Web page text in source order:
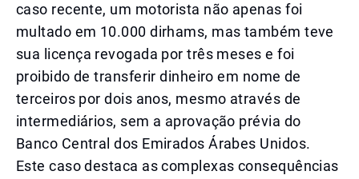
caso recente, um motorista não apenas foi
multado em 10.000 dirhams, mas também teve
sua licença revogada por três meses e foi
proibido de transferir dinheiro em nome de
terceiros por dois anos, mesmo através de
intermediários, sem a aprovação prévia do
Banco Central dos Emirados Árabes Unidos.
Este caso destaca as complexas consequências